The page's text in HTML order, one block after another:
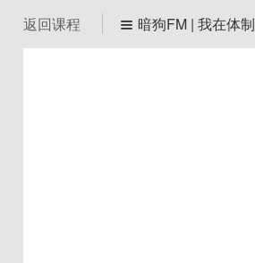
返回课程  暗狗FM | 我在体